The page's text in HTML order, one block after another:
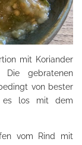
mit Koriander
Die gebratenen
von bester
es los mit dem
vom Rind mit